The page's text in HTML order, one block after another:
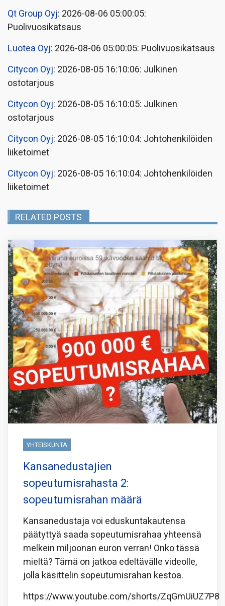
Qt Group Oyj: 2026-08-06 05:00:05:
Puolivuosikatsaus
Luotea Oyj: 2026-08-06 05:00:05: Puolivuosikatsaus
Citycon Oyj: 2026-08-05 16:10:06: Julkinen
ostotarjous
Citycon Oyj: 2026-08-05 16:10:05: Julkinen
ostotarjous
Citycon Oyj: 2026-08-05 16:10:04: Johtohenkilöiden
liiketoimet
Citycon Oyj: 2026-08-05 16:10:04: Johtohenkilöiden
liiketoimet
RELATED POSTS
YHTEISKUNTA
Kansanedustajien
sopeutumisrahasta 2:
sopeutumisrahan määrä
Kansanedustaja voi eduskuntakautensa
päätyttyä saada sopeutumisrahaa yhteensä
melkein miljoonan euron verran! Onko tässä
mieltä? Tämä on jatkoa edeltävälle videolle,
jolla käsittelin sopeutumisrahan kestoa.
https://www.youtube.com/shorts/ZqGmUiUZ7P8